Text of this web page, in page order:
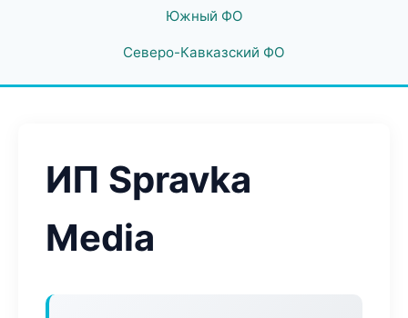
Южный ФО
Северо-Кавказский ФО
ИП Spravka
Media